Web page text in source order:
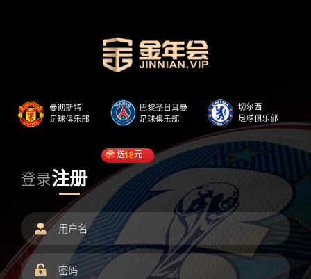
登录注册
送18元